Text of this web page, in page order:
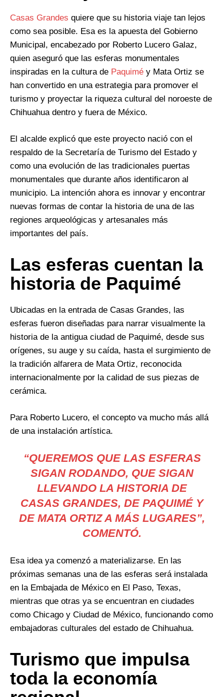
Casas Grandes quiere que su historia viaje tan lejos
como sea posible. Esa es la apuesta del Gobierno
Municipal, encabezado por Roberto Lucero Galaz,
quien aseguró que las esferas monumentales
inspiradas en la cultura de Paquimé y Mata Ortiz se
han convertido en una estrategia para promover el
turismo y proyectar la riqueza cultural del noroeste de
Chihuahua dentro y fuera de México.
El alcalde explicó que este proyecto nació con el
respaldo de la Secretaría de Turismo del Estado y
como una evolución de las tradicionales puertas
monumentales que durante años identificaron al
municipio. La intención ahora es innovar y encontrar
nuevas formas de contar la historia de una de las
regiones arqueológicas y artesanales más
importantes del país.
Las esferas cuentan la
historia de Paquimé
Ubicadas en la entrada de Casas Grandes, las
esferas fueron diseñadas para narrar visualmente la
historia de la antigua ciudad de Paquimé, desde sus
orígenes, su auge y su caída, hasta el surgimiento de
la tradición alfarera de Mata Ortiz, reconocida
internacionalmente por la calidad de sus piezas de
cerámica.
Para Roberto Lucero, el concepto va mucho más allá
de una instalación artística.
“QUEREMOS QUE LAS ESFERAS
SIGAN RODANDO, QUE SIGAN
LLEVANDO LA HISTORIA DE
CASAS GRANDES, DE PAQUIMÉ Y
DE MATA ORTIZ A MÁS LUGARES”,
COMENTÓ.
Esa idea ya comenzó a materializarse. En las
próximas semanas una de las esferas será instalada
en la Embajada de México en El Paso, Texas,
mientras que otras ya se encuentran en ciudades
como Chicago y Ciudad de México, funcionando como
embajadoras culturales del estado de Chihuahua.
Turismo que impulsa
toda la economía